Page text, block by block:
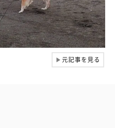
▶元記事を見る